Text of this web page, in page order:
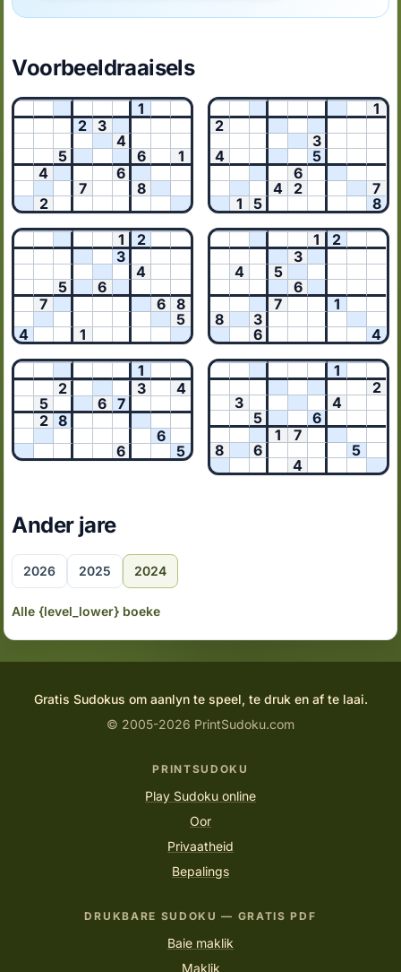
Voorbeeldraaisels
1
2
3
4
5
6
1
4
6
7
8
2
1
2
3
4
5
6
4
2
7
1
5
8
1
2
3
4
5
6
7
6
8
5
4
1
1
2
3
4
5
6
7
1
8
3
6
4
1
2
3
4
5
6 7
2 8
6
6
5
1
2
3
4
5
6
1
7
8
6
5
4
Ander jare
2026 2025 2024
Alle {level_lower} boeke
Gratis Sudokus om aanlyn te speel, te druk en af te laai.
© 2005-2026 PrintSudoku.com
PRINTSUDOKU
Play Sudoku online
Oor
Privaatheid
Bepalings
DRUKBARE SUDOKU — GRATIS PDF
Baie maklik
Maklik